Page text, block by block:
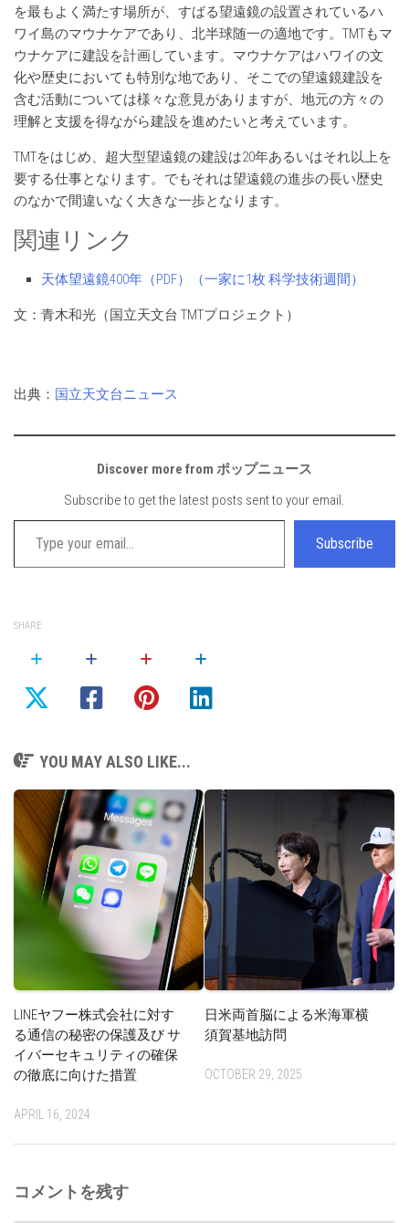
を最もよく満たす場所が、すばる望遠鏡の設置されているハ
ワイ島のマウナケアであり、北半球随一の適地です。TMTもマ
ウナケアに建設を計画しています。マウナケアはハワイの文
化や歴史においても特別な地であり、そこでの望遠鏡建設を
含む活動については様々な意見がありますが、地元の方々の
理解と支援を得ながら建設を進めたいと考えています。
TMTをはじめ、超大型望遠鏡の建設は20年あるいはそれ以上を
要する仕事となります。でもそれは望遠鏡の進歩の長い歴史
のなかで間違いなく大きな一歩となります。
関連リンク
天体望遠鏡400年（PDF）（一家に1枚 科学技術週間）
文：青木和光（国立天文台 TMTプロジェクト）
出典： 国立天文台ニュース
Discover more from ポップニュース
Subscribe to get the latest posts sent to your email.
Type your email…
Subscribe
SHARE
YOU MAY ALSO LIKE...
LINEヤフー株式会社に対す
る通信の秘密の保護及び サ
イバーセキュリティの確保
の徹底に向けた措置
APRIL 16, 2024
日米両首脳による米海軍横
須賀基地訪問
OCTOBER 29, 2025
コメントを残す